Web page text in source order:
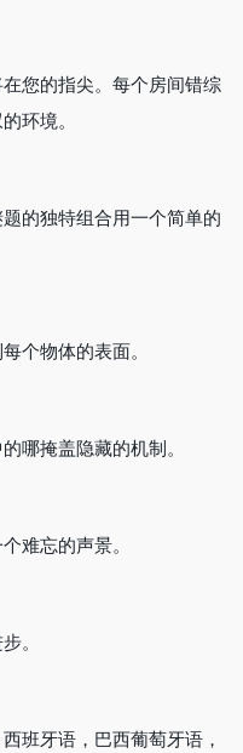
您的指尖。每个房间错综
环境。
的独特组合用一个简单的
个物体的表面。
哪掩盖隐藏的机制。
难忘的声景。
。
班牙语，巴西葡萄牙语，